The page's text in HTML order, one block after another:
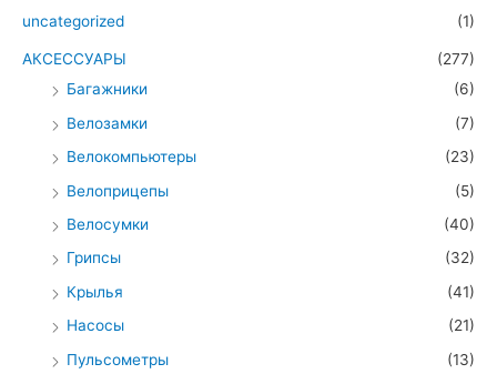
uncategorized (1)
АКСЕССУАРЫ
(277)
Багажники
(6)
Велозамки
(7)
Велокомпьютеры
(23)
Велоприцепы
(5)
Велосумки
(40)
Грипсы
(32)
Крылья
(41)
Насосы
(21)
Пульсометры
(13)